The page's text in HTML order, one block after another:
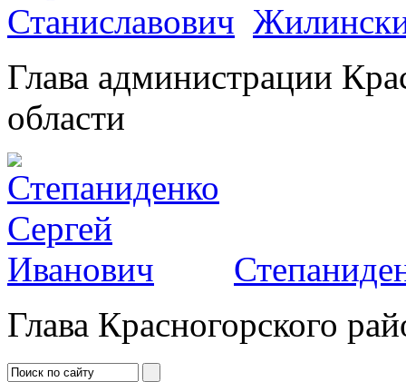
Глава администрации
области
Глава Красногорского